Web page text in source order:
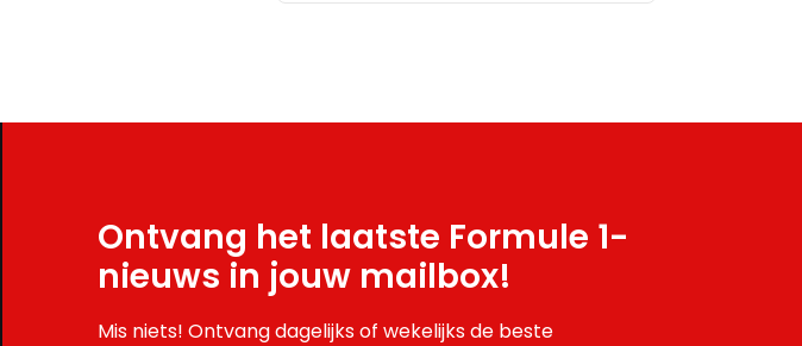
Ontvang het laatste Formule 1-
nieuws in jouw mailbox!
Mis niets! Ontvang dagelijks of wekelijks de beste